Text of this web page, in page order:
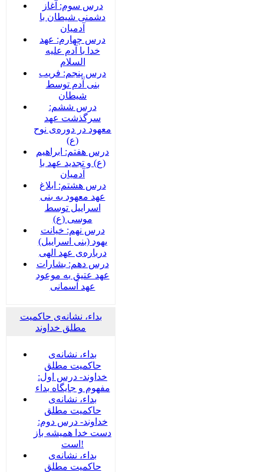
درس سوم: آغاز
دشمنی شیطان با
آدمیان
درس چهارم: عهد
خدا با آدم علیه
السلام
درس پنجم: فریب
بنی آدم توسط
شیطان
درس ششم:
سرگذشت عهد
معهود در دوره‌‌ی نوح
(ع)
درس هفتم: ابراهیم
(ع) و تجدید عهد با
آدمیان
درس هشتم: ابلاغ
عهد معهود به بنی
اسراییل توسط
موسی (ع)
درس نهم: خیانت
یهود (بنی اسراییل)
درباره‌ی عهد الهی
درس دهم: بشارات
عهد عتیق به موعود
عهد آسمانی
بداء، نشانه‌ی حاکمیت
مطلق خداوند
بداء، نشانه‌ی
حاکمیت مطلق
خداوند- درس اول:
مفهوم و جایگاه بداء
بداء، نشانه‌ی
حاکمیت مطلق
خداوند- درس دوم:
دست خدا همیشه باز
است!
بداء، نشانه‌ی
حاکمیت مطلق